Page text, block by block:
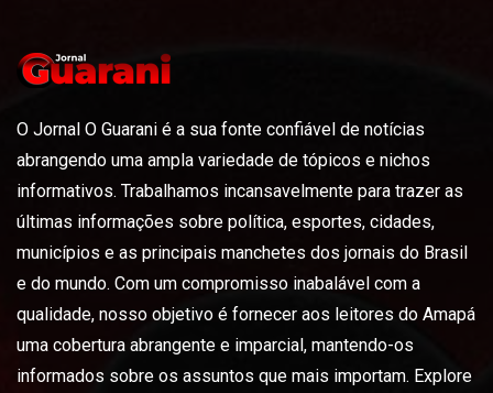
O Jornal O Guarani é a sua fonte confiável de notícias
abrangendo uma ampla variedade de tópicos e nichos
informativos. Trabalhamos incansavelmente para trazer as
últimas informações sobre política, esportes, cidades,
municípios e as principais manchetes dos jornais do Brasil
e do mundo. Com um compromisso inabalável com a
qualidade, nosso objetivo é fornecer aos leitores do Amapá
uma cobertura abrangente e imparcial, mantendo-os
informados sobre os assuntos que mais importam. Explore